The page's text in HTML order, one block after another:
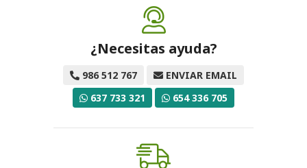
¿Necesitas ayuda?
986 512 767
ENVIAR EMAIL
637 733 321
654 336 705